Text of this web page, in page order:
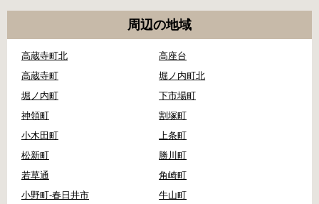
周辺の地域
高蔵寺町北
高座台
高蔵寺町
堀ノ内町北
堀ノ内町
下市場町
神領町
割塚町
小木田町
上条町
松新町
勝川町
若草通
角崎町
小野町-春日井市
牛山町